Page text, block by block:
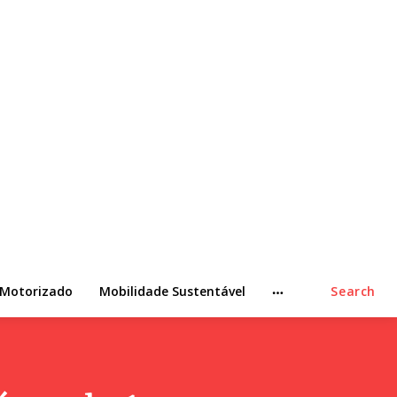
Mobilidade Sustentável Search